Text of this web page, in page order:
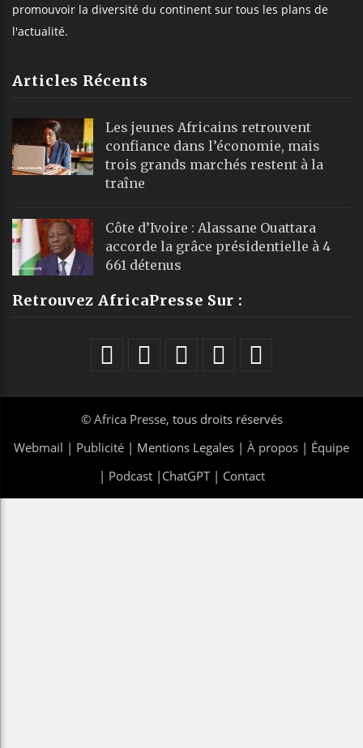
promouvoir la diversité du continent sur tous les plans de
l'actualité.
Articles Récents
Les jeunes Africains retrouvent
confiance dans l’économie, mais
trois grands marchés restent à la
traîne
Côte d’Ivoire : Alassane Ouattara
accorde la grâce présidentielle à 4
661 détenus
Retrouvez AfricaPresse Sur :
© Africa Presse, tous droits réservés
Webmail | Publicité | Mentions Legales | À propos | Équipe
| Podcast| ChatGPT| Contact